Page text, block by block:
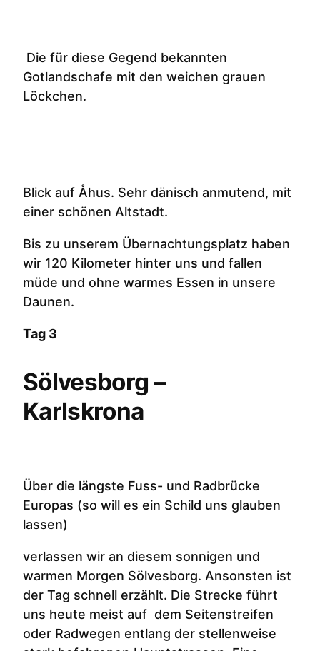
Die für diese Gegend bekannten
Gotlandschafe mit den weichen grauen
Löckchen.
Blick auf Åhus. Sehr dänisch anmutend, mit
einer schönen Altstadt.
Bis zu unserem Übernachtungsplatz haben
wir 120 Kilometer hinter uns und fallen
müde und ohne warmes Essen in unsere
Daunen.
Tag 3
Sölvesborg –
Karlskrona
Über die längste Fuss- und Radbrücke
Europas (so will es ein Schild uns glauben
lassen)
verlassen wir an diesem sonnigen und
warmen Morgen Sölvesborg. Ansonsten ist
der Tag schnell erzählt. Die Strecke führt
uns heute meist auf dem Seitenstreifen
oder Radwegen entlang der stellenweise